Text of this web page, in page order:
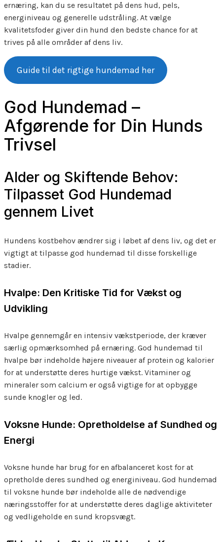
ernæring, kan du se resultatet på dens hud, pels,
energiniveau og generelle udstråling. At vælge
kvalitetsfoder giver din hund den bedste chance for at
trives på alle områder af dens liv.
Guide til det rigtige hundemad her
God Hundemad –
Afgørende for Din Hunds
Trivsel
Alder og Skiftende Behov:
Tilpasset God Hundemad
gennem Livet
Hundens kostbehov ændrer sig i løbet af dens liv, og det er
vigtigt at tilpasse god hundemad til disse forskellige
stadier.
Hvalpe: Den Kritiske Tid for Vækst og
Udvikling
Hvalpe gennemgår en intensiv vækstperiode, der kræver
særlig opmærksomhed på ernæring. God hundemad til
hvalpe bør indeholde højere niveauer af protein og kalorier
for at understøtte deres hurtige vækst. Vitaminer og
mineraler som calcium er også vigtige for at opbygge
sunde knogler og led.
Voksne Hunde: Opretholdelse af Sundhed og
Energi
Voksne hunde har brug for en afbalanceret kost for at
opretholde deres sundhed og energiniveau. God hundemad
til voksne hunde bør indeholde alle de nødvendige
næringsstoffer for at understøtte deres daglige aktiviteter
og vedligeholde en sund kropsvægt.